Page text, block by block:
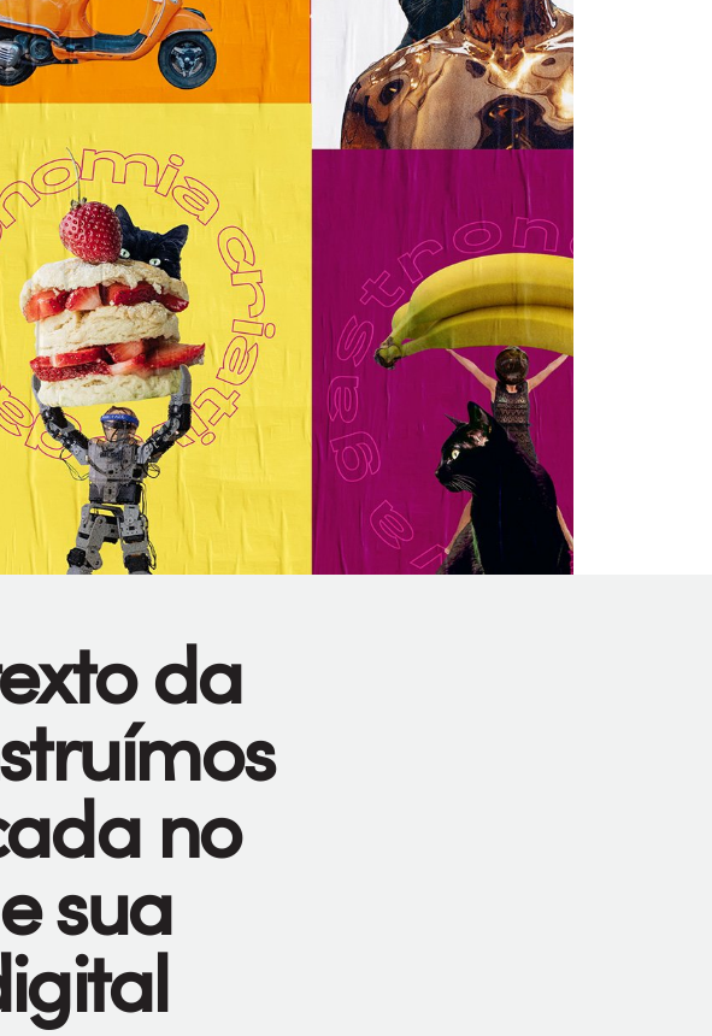
da
no
sua